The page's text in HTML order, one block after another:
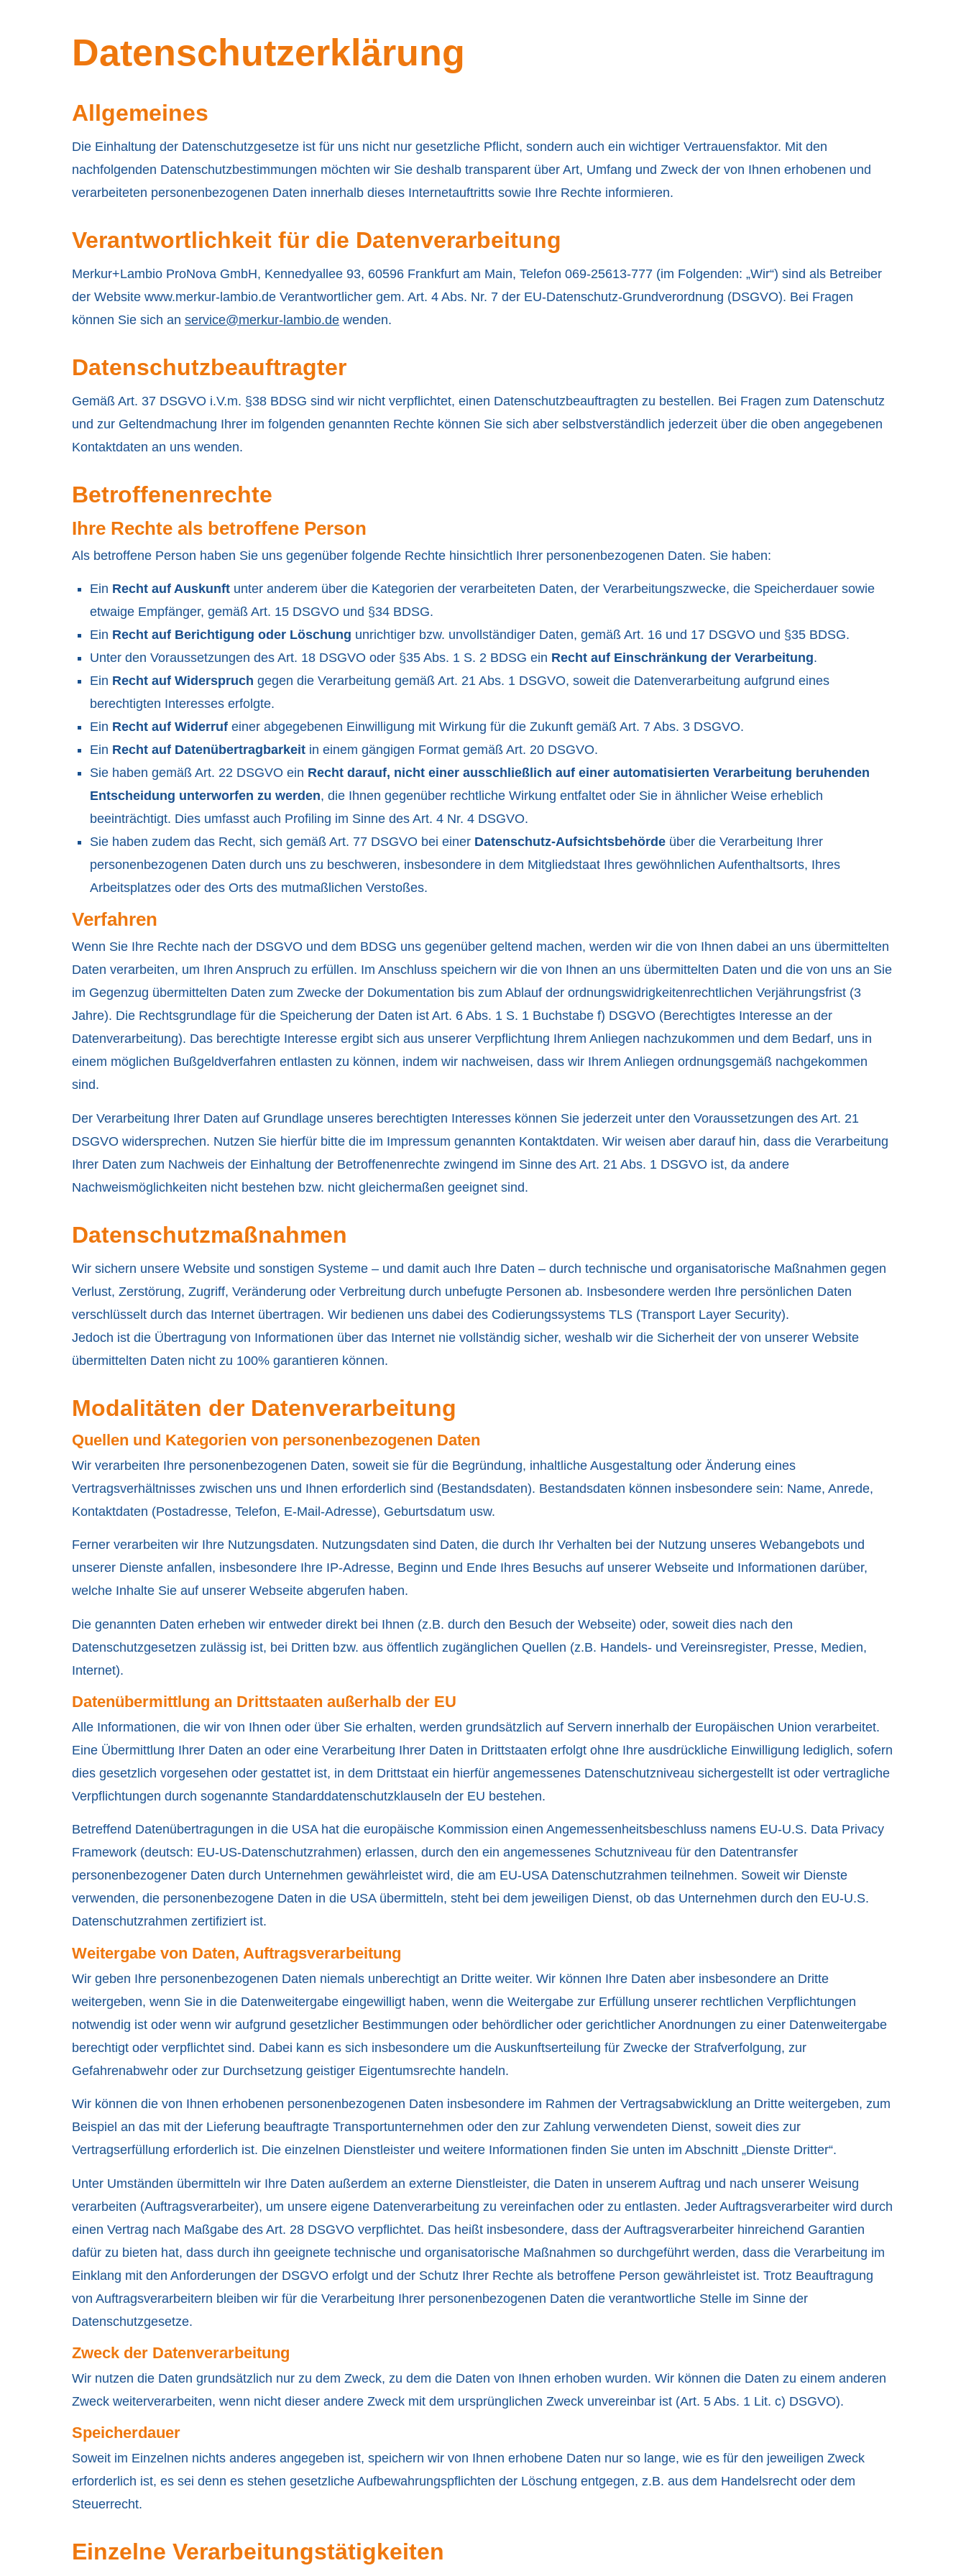
Datenschutzerklärung
Allgemeines
Die Einhaltung der Datenschutzgesetze ist für uns nicht nur gesetzliche Pflicht, sondern auch ein wichtiger Vertrauensfaktor. Mit den
nachfolgenden Datenschutzbestimmungen möchten wir Sie deshalb transparent über Art, Umfang und Zweck der von Ihnen erhobenen und
verarbeiteten personenbezogenen Daten innerhalb dieses Internetauftritts sowie Ihre Rechte informieren.
Verantwortlichkeit für die Datenverarbeitung
Merkur+Lambio ProNova GmbH, Kennedyallee 93, 60596 Frankfurt am Main, Telefon 069-25613-777 (im Folgenden: „Wir“) sind als Betreiber
der Website www.merkur-lambio.de Verantwortlicher gem. Art. 4 Abs. Nr. 7 der EU-Datenschutz-Grundverordnung (DSGVO). Bei Fragen
können Sie sich an service@merkur-lambio.de wenden.
Datenschutzbeauftragter
Gemäß Art. 37 DSGVO i.V.m. §38 BDSG sind wir nicht verpflichtet, einen Datenschutzbeauftragten zu bestellen. Bei Fragen zum Datenschutz
und zur Geltendmachung Ihrer im folgenden genannten Rechte können Sie sich aber selbstverständlich jederzeit über die oben angegebenen
Kontaktdaten an uns wenden.
Betroffenenrechte
Ihre Rechte als betroffene Person
Als betroffene Person haben Sie uns gegenüber folgende Rechte hinsichtlich Ihrer personenbezogenen Daten. Sie haben:
Ein Recht auf Auskunft unter anderem über die Kategorien der verarbeiteten Daten, der Verarbeitungszwecke, die Speicherdauer sowie
etwaige Empfänger, gemäß Art. 15 DSGVO und §34 BDSG.
Ein Recht auf Berichtigung oder Löschung unrichtiger bzw. unvollständiger Daten, gemäß Art. 16 und 17 DSGVO und §35 BDSG.
Unter den Voraussetzungen des Art. 18 DSGVO oder §35 Abs. 1 S. 2 BDSG ein Recht auf Einschränkung der Verarbeitung.
Ein Recht auf Widerspruch gegen die Verarbeitung gemäß Art. 21 Abs. 1 DSGVO, soweit die Datenverarbeitung aufgrund eines
berechtigten Interesses erfolgte.
Ein Recht auf Widerruf einer abgegebenen Einwilligung mit Wirkung für die Zukunft gemäß Art. 7 Abs. 3 DSGVO.
Ein Recht auf Datenübertragbarkeit in einem gängigen Format gemäß Art. 20 DSGVO.
Sie haben gemäß Art. 22 DSGVO ein Recht darauf, nicht einer ausschließlich auf einer automatisierten Verarbeitung beruhenden
Entscheidung unterworfen zu werden, die Ihnen gegenüber rechtliche Wirkung entfaltet oder Sie in ähnlicher Weise erheblich
beeinträchtigt. Dies umfasst auch Profiling im Sinne des Art. 4 Nr. 4 DSGVO.
Sie haben zudem das Recht, sich gemäß Art. 77 DSGVO bei einer Datenschutz-Aufsichtsbehörde über die Verarbeitung Ihrer
personenbezogenen Daten durch uns zu beschweren, insbesondere in dem Mitgliedstaat Ihres gewöhnlichen Aufenthaltsorts, Ihres
Arbeitsplatzes oder des Orts des mutmaßlichen Verstoßes.
Verfahren
Wenn Sie Ihre Rechte nach der DSGVO und dem BDSG uns gegenüber geltend machen, werden wir die von Ihnen dabei an uns übermittelten
Daten verarbeiten, um Ihren Anspruch zu erfüllen. Im Anschluss speichern wir die von Ihnen an uns übermittelten Daten und die von uns an Sie
im Gegenzug übermittelten Daten zum Zwecke der Dokumentation bis zum Ablauf der ordnungswidrigkeitenrechtlichen Verjährungsfrist (3
Jahre). Die Rechtsgrundlage für die Speicherung der Daten ist Art. 6 Abs. 1 S. 1 Buchstabe f) DSGVO (Berechtigtes Interesse an der
Datenverarbeitung). Das berechtigte Interesse ergibt sich aus unserer Verpflichtung Ihrem Anliegen nachzukommen und dem Bedarf, uns in
einem möglichen Bußgeldverfahren entlasten zu können, indem wir nachweisen, dass wir Ihrem Anliegen ordnungsgemäß nachgekommen
sind.
Der Verarbeitung Ihrer Daten auf Grundlage unseres berechtigten Interesses können Sie jederzeit unter den Voraussetzungen des Art. 21
DSGVO widersprechen. Nutzen Sie hierfür bitte die im Impressum genannten Kontaktdaten. Wir weisen aber darauf hin, dass die Verarbeitung
Ihrer Daten zum Nachweis der Einhaltung der Betroffenenrechte zwingend im Sinne des Art. 21 Abs. 1 DSGVO ist, da andere
Nachweismöglichkeiten nicht bestehen bzw. nicht gleichermaßen geeignet sind.
Datenschutzmaßnahmen
Wir sichern unsere Website und sonstigen Systeme – und damit auch Ihre Daten – durch technische und organisatorische Maßnahmen gegen
Verlust, Zerstörung, Zugriff, Veränderung oder Verbreitung durch unbefugte Per­sonen ab. Insbesondere werden Ihre persönlichen Daten
verschlüsselt durch das Internet übertragen. Wir bedienen uns dabei des Codierungssystems TLS (Transport Layer Security).
Jedoch ist die Übertragung von Informationen über das Internet nie vollständig sicher, weshalb wir die Sicherheit der von unserer Website
übermittelten Daten nicht zu 100% garantieren können.
Modalitäten der Datenverarbeitung
Quellen und Kategorien von personenbezogenen Daten
Wir verarbeiten Ihre personenbezogenen Daten, soweit sie für die Begründung, inhaltliche Ausgestaltung oder Änderung eines
Vertragsverhältnisses zwischen uns und Ihnen erforderlich sind (Bestandsdaten). Bestandsdaten können insbesondere sein: Name, Anrede,
Kontaktdaten (Postadresse, Telefon, E-Mail-Adresse), Geburts­datum usw.
Ferner verarbeiten wir Ihre Nutzungsdaten. Nutzungsdaten sind Daten, die durch Ihr Verhalten bei der Nutzung unseres Webangebots und
unserer Dienste anfallen, insbesondere Ihre IP-Adresse, Beginn und Ende Ihres Besuchs auf unserer Webseite und Informationen darüber,
welche Inhalte Sie auf unserer Webseite abgerufen haben.
Die genannten Daten erheben wir entweder direkt bei Ihnen (z.B. durch den Besuch der Webseite) oder, soweit dies nach den
Datenschutzgesetzen zulässig ist, bei Dritten bzw. aus öffentlich zugänglichen Quellen (z.B. Handels- und Vereinsregister, Presse, Medien,
Internet).
Datenübermittlung an Drittstaaten außerhalb der EU
Alle Informationen, die wir von Ihnen oder über Sie erhalten, werden grundsätzlich auf Servern innerhalb der Europäischen Union verarbeitet.
Eine Übermittlung Ihrer Daten an oder eine Verarbeitung Ihrer Daten in Drittstaaten erfolgt ohne Ihre ausdrückliche Einwilligung lediglich, sofern
dies gesetzlich vorgesehen oder gestattet ist, in dem Drittstaat ein hierfür angemessenes Datenschutzniveau sichergestellt ist oder vertragliche
Verpflichtungen durch sogenannte Standarddatenschutzklauseln der EU bestehen.
Betreffend Datenübertragungen in die USA hat die europäische Kommission einen Angemessenheitsbeschluss namens EU-U.S. Data Privacy
Framework (deutsch: EU-US-Datenschutzrahmen) erlassen, durch den ein angemessenes Schutzniveau für den Datentransfer
personenbezogener Daten durch Unternehmen gewährleistet wird, die am EU-USA Datenschutzrahmen teilnehmen. Soweit wir Dienste
verwenden, die personenbezogene Daten in die USA übermitteln, steht bei dem jeweiligen Dienst, ob das Unternehmen durch den EU-U.S.
Datenschutzrahmen zertifiziert ist.
Weitergabe von Daten, Auftragsverarbeitung
Wir geben Ihre personenbezogenen Daten niemals unberechtigt an Dritte weiter. Wir können Ihre Daten aber insbesondere an Dritte
weitergeben, wenn Sie in die Datenweitergabe eingewilligt haben, wenn die Weitergabe zur Erfüllung unserer rechtlichen Verpflichtungen
notwendig ist oder wenn wir aufgrund gesetzlicher Bestimmungen oder behördlicher oder gerichtlicher Anordnungen zu einer Datenweitergabe
berechtigt oder verpflichtet sind. Dabei kann es sich insbesondere um die Auskunftserteilung für Zwecke der Strafverfolgung, zur
Gefahrenabwehr oder zur Durchsetzung geistiger Eigentumsrechte handeln.
Wir können die von Ihnen erhobenen personenbezogenen Daten insbesondere im Rahmen der Vertragsabwicklung an Dritte weitergeben, zum
Beispiel an das mit der Lieferung beauftragte Transportunternehmen oder den zur Zahlung verwendeten Dienst, soweit dies zur
Vertragserfüllung erforderlich ist. Die einzelnen Dienstleister und weitere Informationen finden Sie unten im Abschnitt „Dienste Dritter“.
Unter Umständen übermitteln wir Ihre Daten außerdem an externe Dienstleister, die Daten in unserem Auftrag und nach unserer Weisung
verarbeiten (Auftragsverarbeiter), um unsere eigene Datenverarbeitung zu vereinfachen oder zu entlasten. Jeder Auftragsverarbeiter wird durch
einen Vertrag nach Maßgabe des Art. 28 DSGVO verpflichtet. Das heißt insbesondere, dass der Auftragsverarbeiter hinreichend Garantien
dafür zu bieten hat, dass durch ihn geeignete technische und organisatorische Maßnahmen so durchgeführt werden, dass die Verarbeitung im
Einklang mit den Anforderungen der DSGVO erfolgt und der Schutz Ihrer Rechte als betroffene Person gewährleistet ist. Trotz Beauftragung
von Auftragsverarbeitern bleiben wir für die Verarbeitung Ihrer personenbezogenen Daten die verantwortliche Stelle im Sinne der
Datenschutzgesetze.
Zweck der Datenverarbeitung
Wir nutzen die Daten grundsätzlich nur zu dem Zweck, zu dem die Daten von Ihnen erhoben wurden. Wir können die Daten zu einem anderen
Zweck weiterverarbeiten, wenn nicht dieser andere Zweck mit dem ursprünglichen Zweck unvereinbar ist (Art. 5 Abs. 1 Lit. c) DSGVO).
Speicherdauer
Soweit im Einzelnen nichts anderes angegeben ist, speichern wir von Ihnen erhobene Daten nur so lange, wie es für den jeweiligen Zweck
erforderlich ist, es sei denn es stehen gesetzliche Aufbewahrungspflichten der Löschung entgegen, z.B. aus dem Handelsrecht oder dem
Steuerrecht.
Einzelne Verarbeitungstätigkeiten